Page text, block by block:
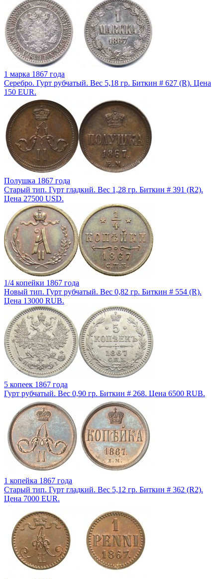
1 марка 1867 года
Серебро. Гурт рубчатый. Вес 5,18 гр. Биткин # 627 (R). Цена
150 EUR.
Полушка 1867 года
Старый тип. Гурт гладкий. Вес 1,28 гр. Биткин # 391 (R2).
Цена 27500 USD.
1/4 копейки 1867 года
Новый тип. Гурт рубчатый. Вес 0,82 гр. Биткин # 554 (R).
Цена 13000 RUB.
5 копеек 1867 года
Гурт рубчатый. Вес 0,90 гр. Биткин # 268. Цена 6500 RUB.
1 копейка 1867 года
Старый тип. Гурт гладкий. Вес 5,12 гр. Биткин # 362 (R2).
Цена 7000 EUR.